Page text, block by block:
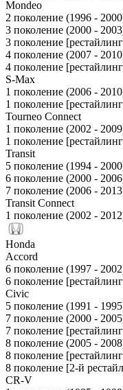
Mondeo
2 поколение (1996 -
3 поколение (2000 -
3 поколение
4 поколение (2007 -
4 поколение
S-Max
1 поколение (2006 -
1 поколение
Tourneo Connect
1 поколение (2002 -
1 поколение
Transit
5 поколение (1994 -
6 поколение (2000 -
7 поколение (2006 -
Transit Connect
1 поколение (2002 -
Honda
Accord
6 поколение (1997 -
6 поколение
Civic
5 поколение (1991 -
7 поколение (2000 -
7 поколение
8 поколение (2005 -
8 поколение
8 поколение [2-й
CR-V